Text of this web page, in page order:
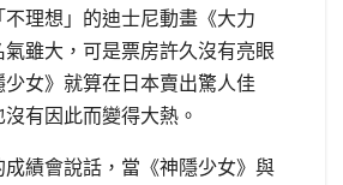
不理想」的迪士尼動畫《大力
雖大，可是票房許久沒有亮眼
少女》就算在日本賣出驚人佳
有因此而變得大熱。
績會說話，當《神隱少女》與